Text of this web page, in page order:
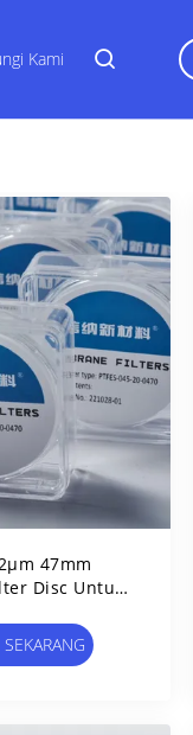
Kami
47mm
Disc Untuk